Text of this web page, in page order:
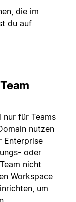
die im
du auf
nur für Teams
nutzen
Enterprise
oder
nicht
Workspace
um